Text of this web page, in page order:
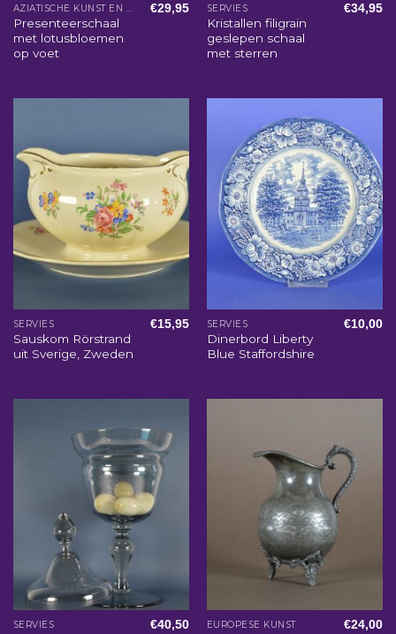
Presenteerschaal
met lotusbloemen
op voet
€29,95 SERVIES
Kristallen filigrain
geslepen schaal
met sterren
€34,95
SERVIES
Sauskom Rörstrand
uit Sverige, Zweden
€15,95 SERVIES
Dinerbord Liberty
Blue Staffordshire
€10,00
SERVIES €40,50 EUROPESE KUNST €24,00